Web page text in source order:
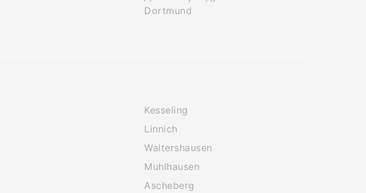
Dortmund
Kesseling
Linnich
Waltershausen
Muhlhausen
Ascheberg